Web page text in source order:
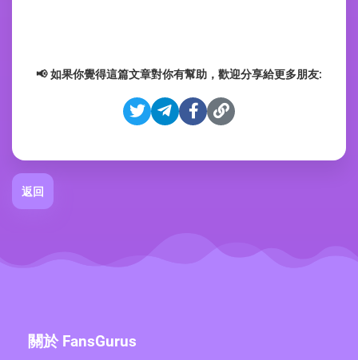
📢 如果你覺得這篇文章對你有幫助，歡迎分享給更多朋友:
返回
關於 FansGurus